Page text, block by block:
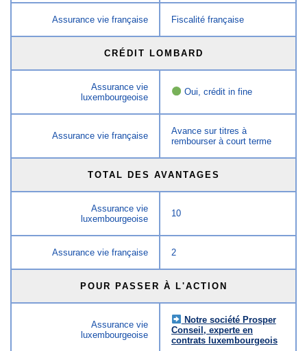
Assurance vie française Fiscalité française
CRÉDIT LOMBARD
Assurance vie
luxembourgeoise
Oui, crédit in fine
Assurance vie française
Avance sur titres à
rembourser à court terme
TOTAL DES AVANTAGES
Assurance vie
luxembourgeoise
10
Assurance vie française 2
POUR PASSER À L'ACTION
Assurance vie
luxembourgeoise
Notre société Prosper
Conseil, experte en
contrats luxembourgeois